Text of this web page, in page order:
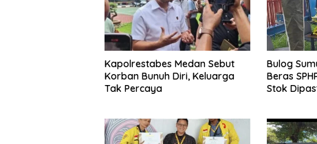
Kapolrestabes Medan Sebut
Korban Bunuh Diri, Keluarga
Tak Percaya
Bulog
Beras
Stok